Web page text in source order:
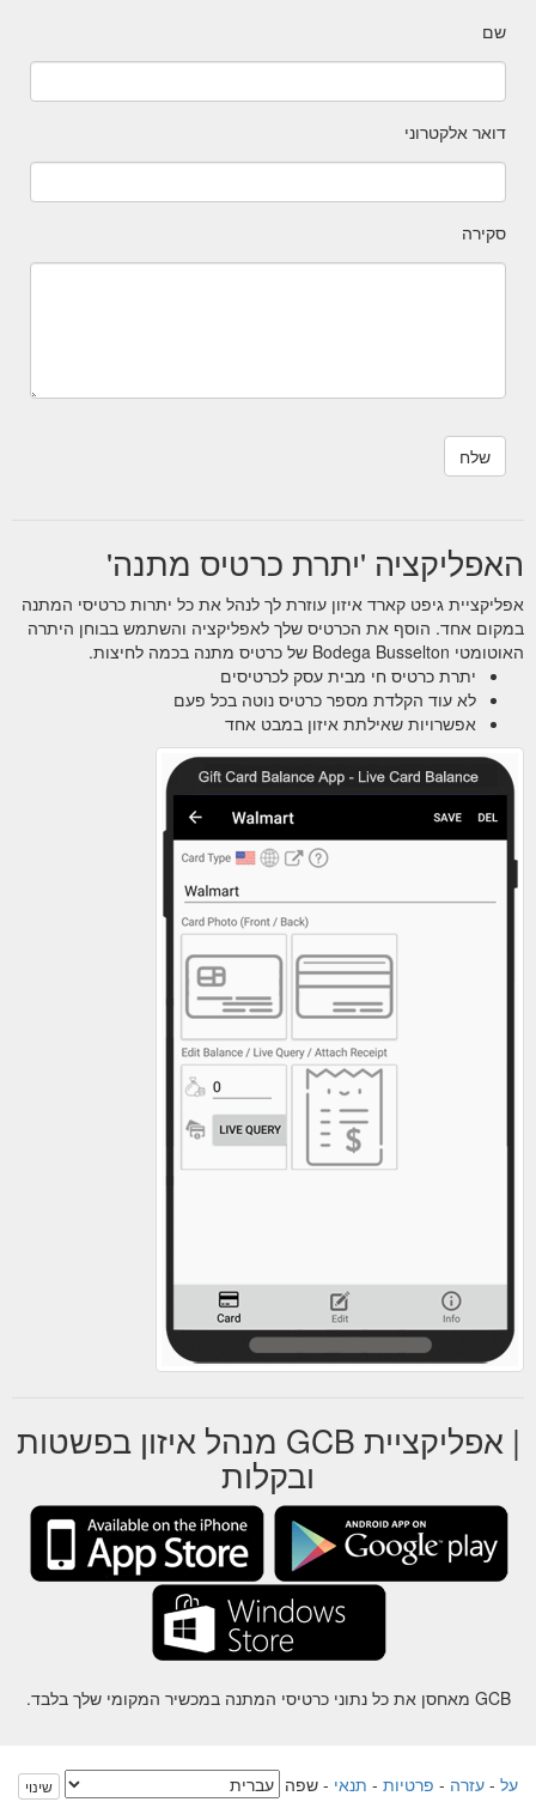
שם
דואר אלקטרוני
סקירה
האפליקציה 'יתרת כרטיס מתנה'
אפליקציית גיפט קארד איזון עוזרת לך לנהל את כל יתרות כרטיסי המתנה
במקום אחד. הוסף את הכרטיס שלך לאפליקציה והשתמש בבוחן היתרה
האוטומטי Bodega Busselton של כרטיס מתנה בכמה לחיצות.
יתרת כרטיס חי מבית עסק לכרטיסים
לא עוד הקלדת מספר כרטיס נוטה בכל פעם
אפשרויות שאילתת איזון במבט אחד
| אפליקציית GCB מנהל איזון בפשטות
ובקלות
GCB מאחסן את כל נתוני כרטיסי המתנה במכשיר המקומי שלך בלבד.
על-עזרה-פרטיות-תנאי-שפה שינוי